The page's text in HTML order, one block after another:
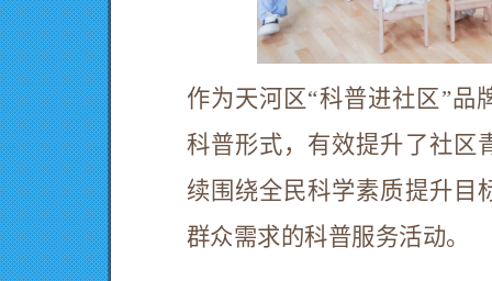
作为天河区“科普进社区”品
科普形式，有效提升了社区
续围绕全民科学素质提升目
群众需求的科普服务活动。